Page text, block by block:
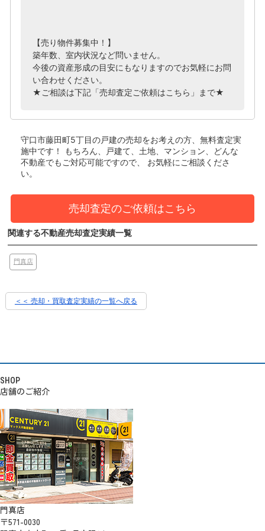
【売り物件募集中！】
築年数、室内状況など問いません。
今後の資産形成の目安にもなりますのでお気軽にお問
い合わせください。
★ご相談は下記「売却査定ご依頼はこちら」まで★
守口市藤田町5丁目の戸建の売却をお考えの方、無料査定実
施中です！
もちろん、戸建て、土地、マンション、どんな
不動産でもご対応可能ですので、 お気軽にご相談くださ
い。
売却査定のご依頼はこちら
関連する不動産売却査定実績一覧
門真店
＜＜ 売却・買取査定実績の一覧へ戻る
SHOP
店舗のご紹介
門真店
〒571-0030